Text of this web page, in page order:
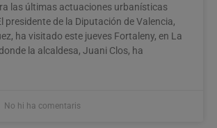
las últimas actuaciones urbanísticas
presidente de la Diputación de Valencia,
ha visitado este jueves Fortaleny, en La
donde la alcaldesa, Juani Clos, ha
No hi ha comentaris